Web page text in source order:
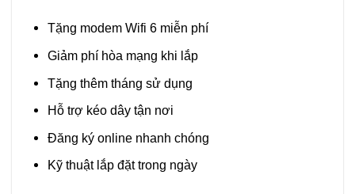
Tặng modem Wifi 6 miễn phí
Giảm phí hòa mạng khi lắp
Tặng thêm tháng sử dụng
Hỗ trợ kéo dây tận nơi
Đăng ký online nhanh chóng
Kỹ thuật lắp đặt trong ngày